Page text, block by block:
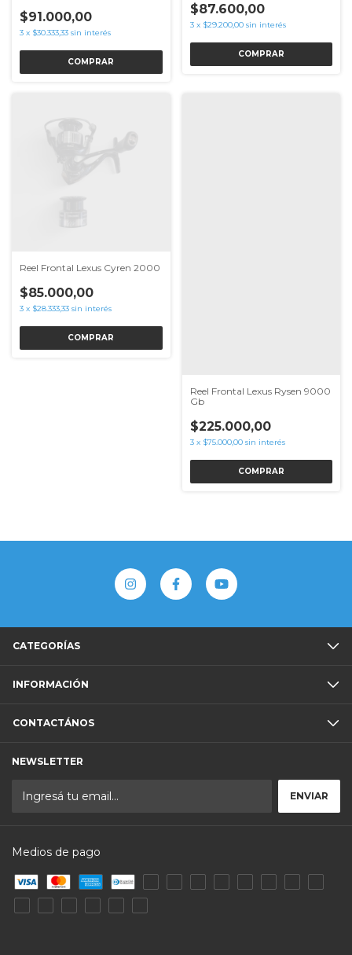
$91.000,00
3 x $30.333,33 sin interés
COMPRAR
$87.600,00
3 x $29.200,00 sin interés
COMPRAR
Reel Frontal Lexus Cyren 2000
$85.000,00
3 x $28.333,33 sin interés
Reel Frontal Lexus Rysen 9000
Gb
$225.000,00
3 x $75.000,00 sin interés
COMPRAR
CATEGORÍAS
INFORMACIÓN
CONTACTÁNOS
NEWSLETTER
Medios de pago